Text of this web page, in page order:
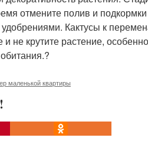
отмените полив и
Кактусы к
и не крутите растение,
маленькой квартиры